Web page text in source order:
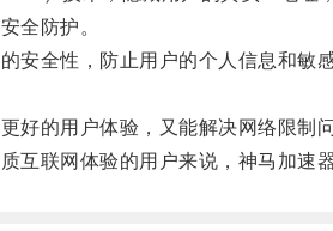
全防护。
全性，防止用户的个人信息和敏感
的用户体验，又能解决网络限制问
联网体验的用户来说，神马加速器